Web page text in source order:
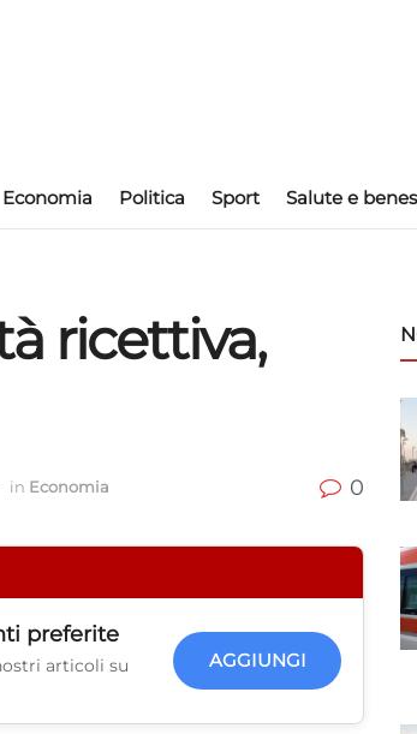
Economia Politica Sport Salute e
ricettiva,
in Economia 0
preferite
articoli su
AGGIUNGI